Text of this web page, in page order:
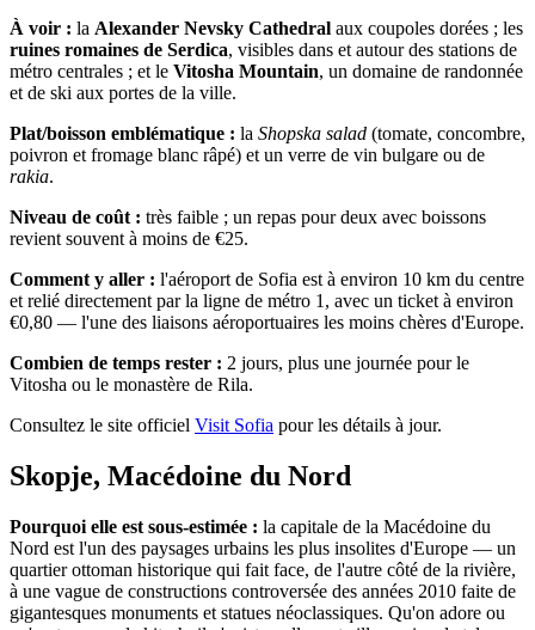
À voir : la Alexander Nevsky Cathedral aux coupoles dorées ; les
ruines romaines de Serdica, visibles dans et autour des stations de
métro centrales ; et le Vitosha Mountain, un domaine de randonnée
et de ski aux portes de la ville.
Plat/boisson emblématique : la Shopska salad (tomate, concombre,
poivron et fromage blanc râpé) et un verre de vin bulgare ou de
rakia.
Niveau de coût : très faible ; un repas pour deux avec boissons
revient souvent à moins de €25.
Comment y aller : l'aéroport de Sofia est à environ 10 km du centre
et relié directement par la ligne de métro 1, avec un ticket à environ
€0,80 — l'une des liaisons aéroportuaires les moins chères d'Europe.
Combien de temps rester : 2 jours, plus une journée pour le
Vitosha ou le monastère de Rila.
Consultez le site officiel Visit Sofia pour les détails à jour.
Skopje, Macédoine du Nord
Pourquoi elle est sous-estimée : la capitale de la Macédoine du
Nord est l'un des paysages urbains les plus insolites d'Europe — un
quartier ottoman historique qui fait face, de l'autre côté de la rivière,
à une vague de constructions controversée des années 2010 faite de
gigantesques monuments et statues néoclassiques. Qu'on adore ou